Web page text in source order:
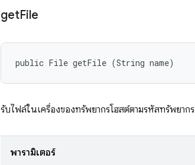
getFile
public File getFile (String name)
รับไฟล์ในเครื่องของทรัพยากรโฮสต์ตามรหัสทรัพยากร
พารามิเตอร์